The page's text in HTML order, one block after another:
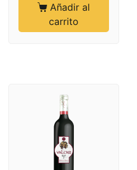
Añadir al
carrito